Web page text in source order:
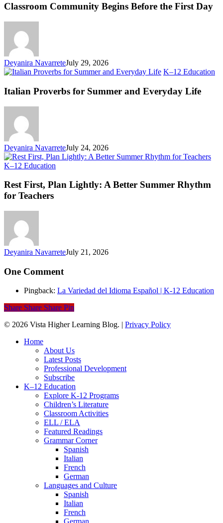
Begins
the
Classroom Community Begins Before the First Day
Deyanira NavarreteJuly 29, 2026
K–12 Education
Italian Proverbs for Summer and Everyday Life
Deyanira NavarreteJuly 24, 2026
K–12 Education
Plan
Lightly:
Rest First, Plan Lightly: A Better Summer Rhythm
for Teachers
Deyanira NavarreteJuly 21, 2026
One Comment
Pingback: La Variedad del Idioma Español | K-12 Education
Share Share Share Pin
© 2026 Vista Higher Learning Blog. | Privacy Policy
Close
Home
About Us
Latest Posts
Professional Development
Subscribe
K–12 Education
Explore K-12 Programs
Children’s Literature
Classroom Activities
ELL / ELA
Featured Readings
Grammar Corner
Spanish
Italian
French
German
Languages and Culture
Spanish
Italian
French